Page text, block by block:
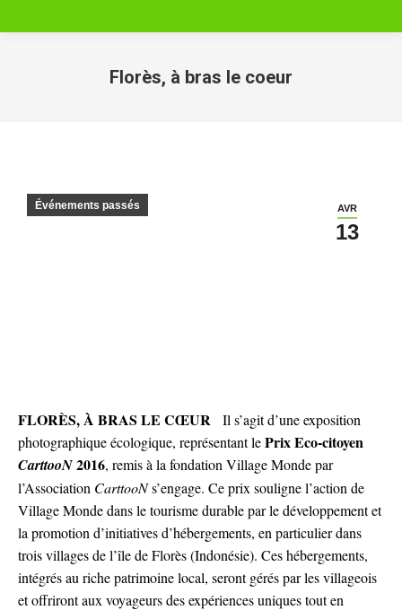
Florès, à bras le coeur
AVR
13
Événements passés
FLORÈS, À BRAS LE CŒUR
Il s’agit d’une exposition
photographique écologique, représentant lePrix Eco-citoyen
CarttooN2016, remis à la fondation Village Mondepar
l’Association CarttooNs’engage. Ce prix souligne l’action de
Village Mondedans le tourisme durable par le développement et
la promotion d’initiatives d’hébergements, en particulier dans
trois villages de l’île de Florès (Indonésie). Ces hébergements,
intégrés au riche patrimoine local, seront gérés par les villageois
et offriront aux voyageurs des expériences uniques tout en